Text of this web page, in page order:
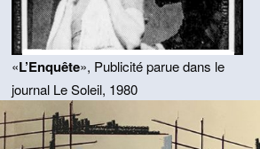
«L’Enquête», Publicité parue dans le
journal Le Soleil, 1980